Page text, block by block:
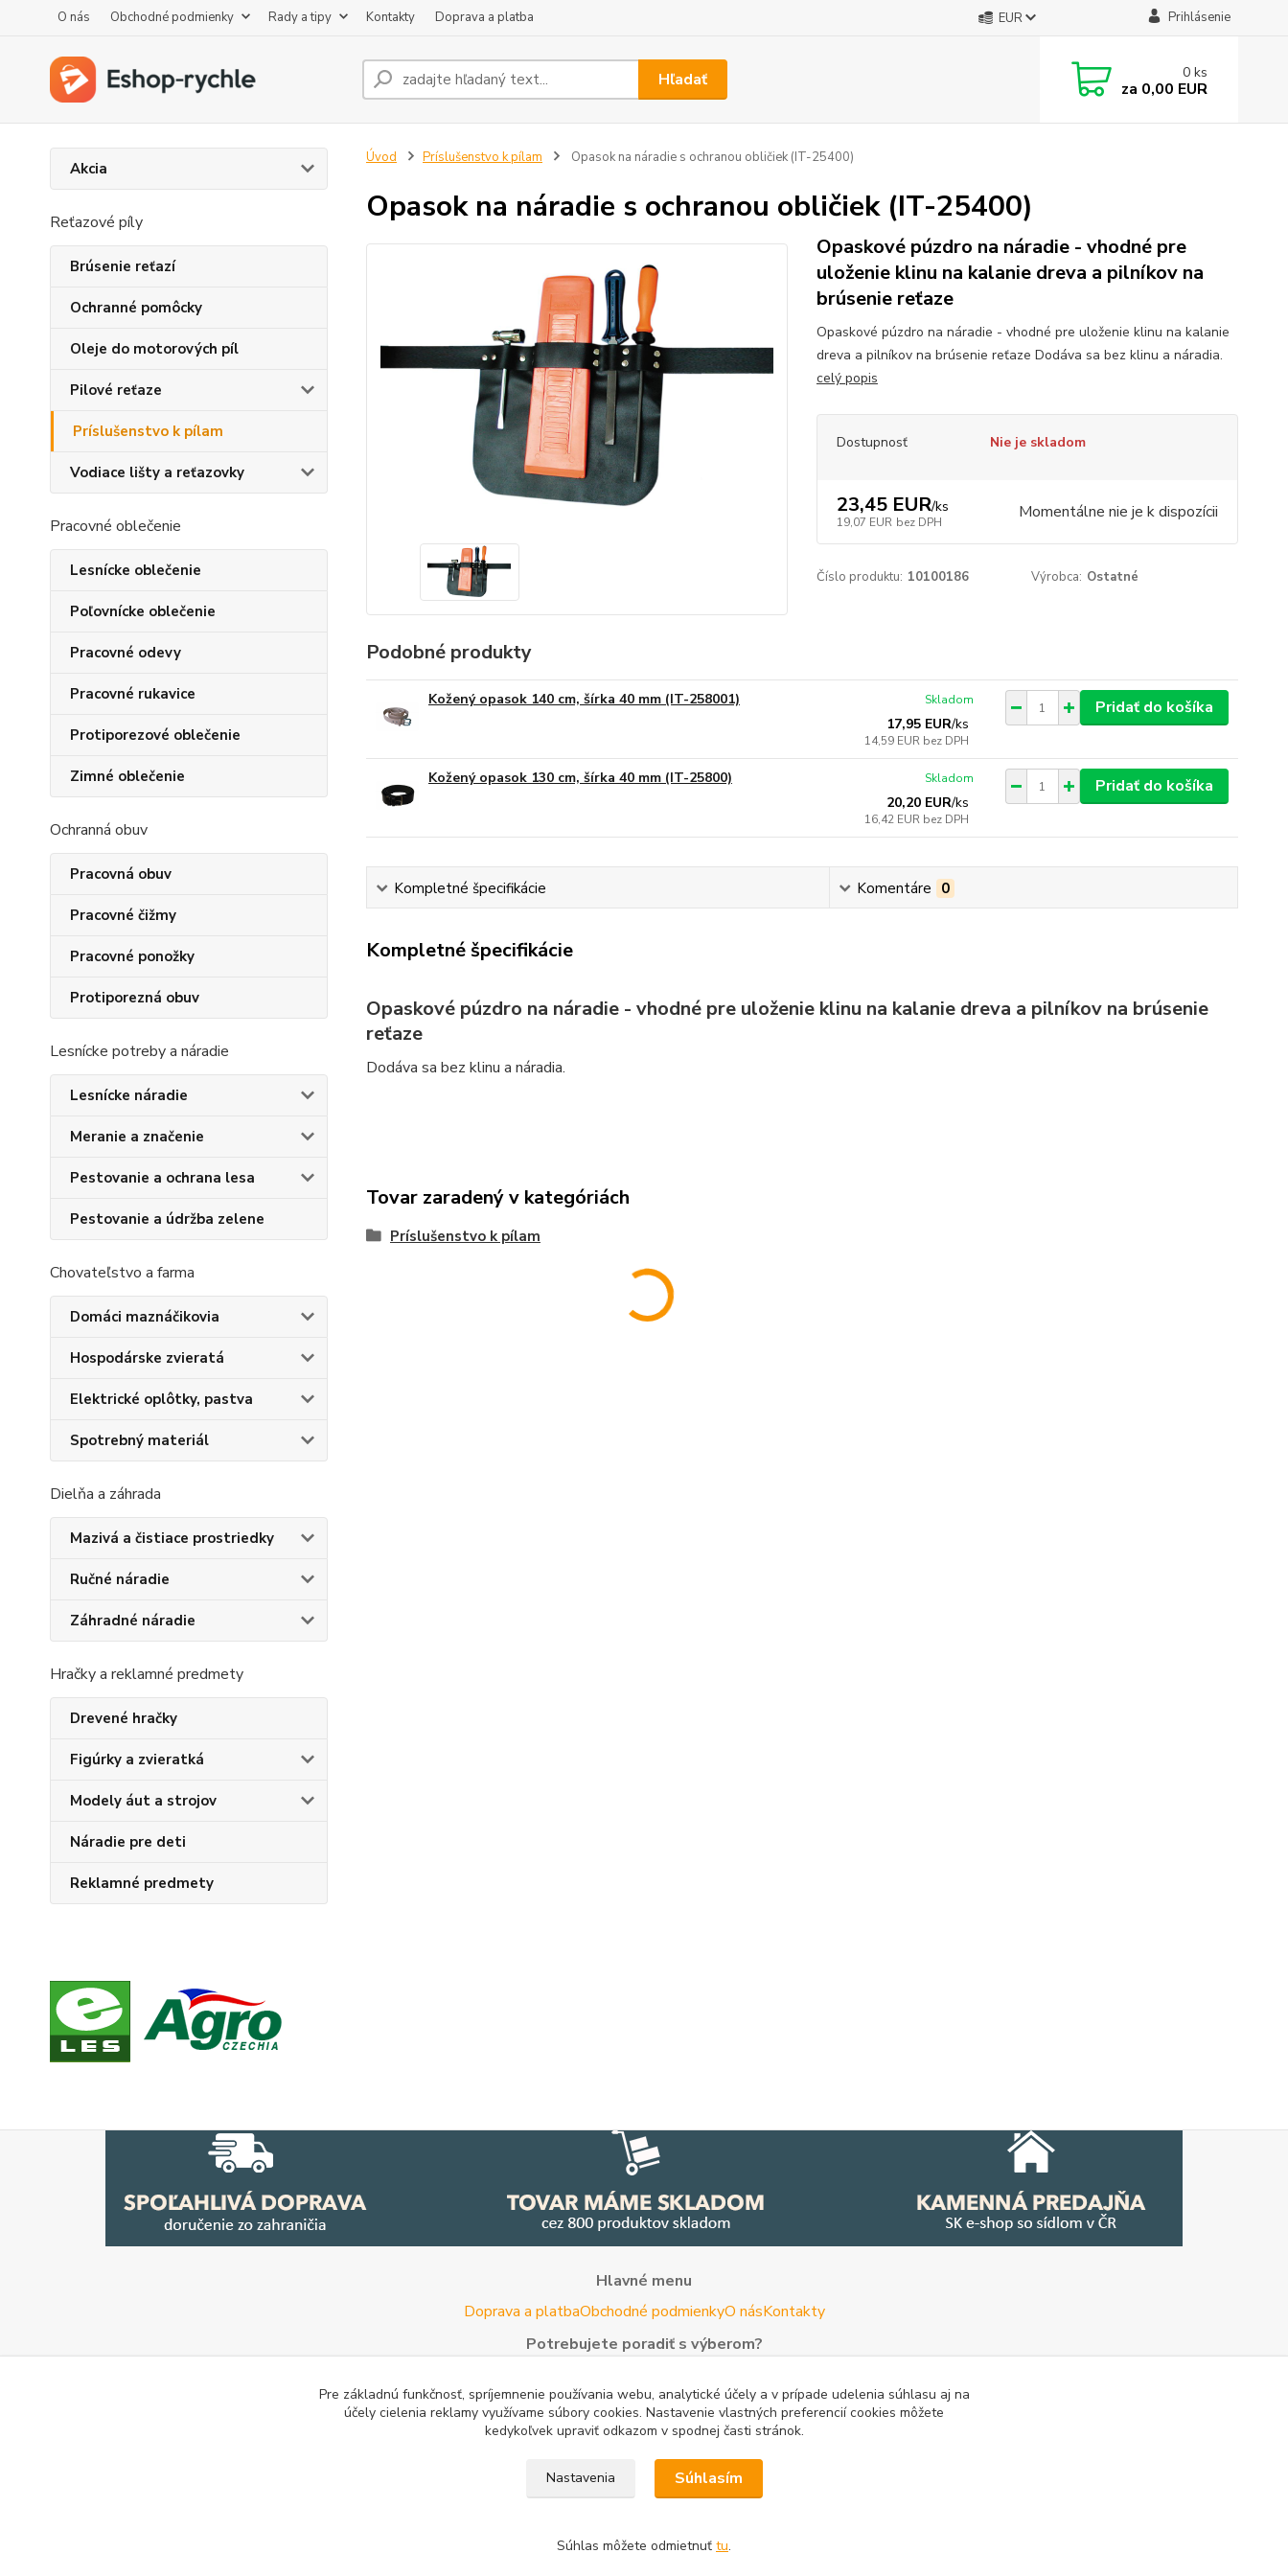
O nás Obchodné podmienky Rady a tipy Kontakty Doprava a platba EUR Prihlásenie
Hľadať 0 ks
za 0,00 EUR
Akcia
Reťazové píly
Brúsenie reťazí
Ochranné pomôcky
Oleje do motorových píl
Pilové reťaze
Príslušenstvo k pílam
Vodiace lišty a reťazovky
Pracovné oblečenie
Lesnícke oblečenie
Poľovnícke oblečenie
Pracovné odevy
Pracovné rukavice
Protiporezové oblečenie
Zimné oblečenie
Ochranná obuv
Pracovná obuv
Pracovné čižmy
Pracovné ponožky
Protiporezná obuv
Lesnícke potreby a náradie
Lesnícke náradie
Meranie a značenie
Pestovanie a ochrana lesa
Pestovanie a údržba zelene
Chovateľstvo a farma
Domáci maznáčikovia
Hospodárske zvieratá
Elektrické oplôtky, pastva
Spotrebný materiál
Dielňa a záhrada
Mazivá a čistiace prostriedky
Ručné náradie
Záhradné náradie
Hračky a reklamné predmety
Drevené hračky
Figúrky a zvieratká
Modely áut a strojov
Náradie pre deti
Reklamné predmety
Úvod Príslušenstvo k pílam Opasok na náradie s ochranou obličiek (IT-25400)
Opasok na náradie s ochranou obličiek (IT-25400)
Opaskové púzdro na náradie - vhodné pre
uloženie klinu na kalanie dreva a pilníkov na
brúsenie reťaze
Opaskové púzdro na náradie - vhodné pre uloženie klinu na kalanie
dreva a pilníkov na brúsenie reťaze Dodáva sa bez klinu a náradia.
celý popis
Dostupnosť Nie je skladom
23,45 EUR/ks
19,07 EUR bez DPH Momentálne nie je k dispozícii
Číslo produktu: 10100186 Výrobca: Ostatné
Podobné produkty
Kožený opasok 140 cm, šírka 40 mm (IT-258001)
17,95 EUR/ks
14,59 EUR bez DPH
Skladom Pridať do košíka
Kožený opasok 130 cm, šírka 40 mm (IT-25800)
20,20 EUR/ks
16,42 EUR bez DPH
Skladom Pridať do košíka
Kompletné špecifikácie Komentáre 0
Kompletné špecifikácie
Opaskové púzdro na náradie - vhodné pre uloženie klinu na kalanie dreva a pilníkov na brúsenie
reťaze
Dodáva sa bez klinu a náradia.
Tovar zaradený v kategóriách
Príslušenstvo k pílam
Hlavné menu
Doprava a platbaObchodné podmienkyO násKontakty
Potrebujete poradiť s výberom?
Tel:+420 722 744 267- Po - Pia (8 - 16 hod)
Email:info@woodman.sk- kedykoľvek
Užitočné informácie
Porovnanie cien na Pricemania.skReklamácia
Pre základnú funkčnosť, spríjemnenie používania webu, analytické účely a v prípade udelenia súhlasu aj na
účely cielenia reklamy využívame súbory cookies. Nastavenie vlastných preferencií cookies môžete
kedykoľvek upraviť odkazom v spodnej časti stránok.
Nastavenia Súhlasím
Súhlas môžete odmietnuť tu.